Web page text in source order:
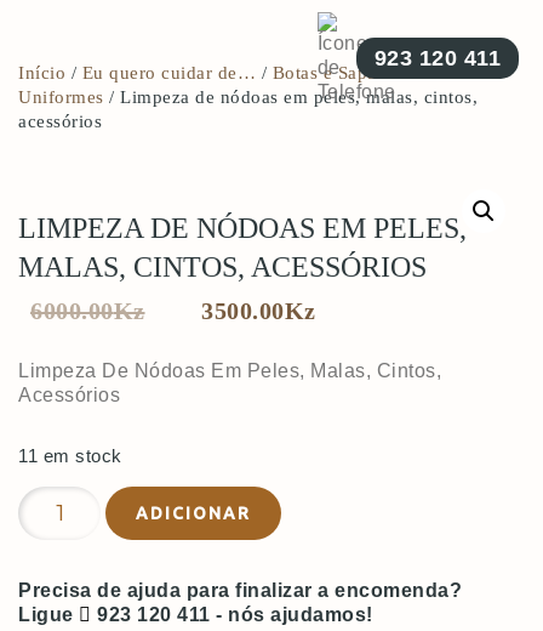
923 120 411
Início / Eu quero cuidar de… / Botas e Sapatos de
Uniformes / Limpeza de nódoas em peles, malas, cintos,
acessórios
LIMPEZA DE NÓDOAS EM PELES,
MALAS, CINTOS, ACESSÓRIOS
6000.00Kz 3500.00Kz
Limpeza De Nódoas Em Peles, Malas, Cintos,
Acessórios
11 em stock
Quantidade
de
nódoas
em
ADICIONAR
Precisa de ajuda para finalizar a encomenda?
Ligue
923 120 411 - nós ajudamos!